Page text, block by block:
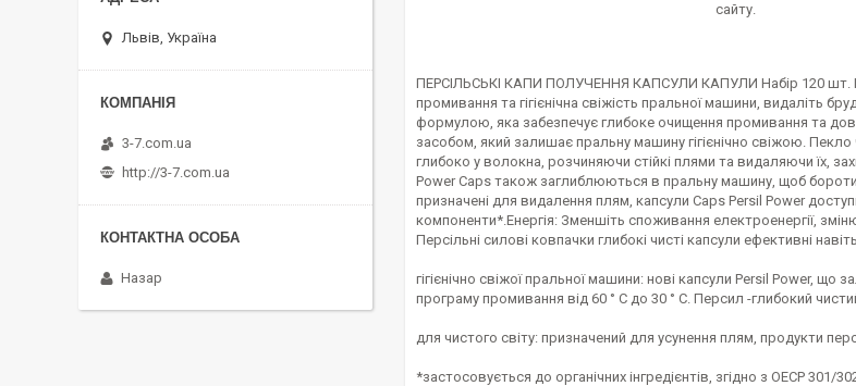
сайту.
ПЕРСІЛЬСЬКІ КАПИ ПОЛУЧЕННЯ КАПСУЛИ КАПУЛИ Набір 120 шт.
промивання та гігієнічна свіжість пральної машини, видаліть
формулою, яка забезпечує глибоке очищення промивання та
засобом, який залишає пральну машину гігієнічно свіжою. Пекло
глибоко у волокна, розчиняючи стійкі плями та видаляючи їх,
Power Caps також заглиблюються в пральну машину, щоб
призначені для видалення плям, капсули Caps Persil Power
компоненти*.Енергія: Зменшіть споживання електроенергії,
Персільні силові ковпачки глибокі чисті капсули ефективні
гігієнічно свіжої пральної машини: нові капсули Persil Power,
програму промивання від 60 ° С до 30 ° С. Персил -глибокий
для чистого світу: призначений для усунення плям, продукти
*застосовується до органічних інгредієнтів, згідно з ОЕСР 301/
Львів, Україна
3-7.com.ua
http://3-7.com.ua
Назар